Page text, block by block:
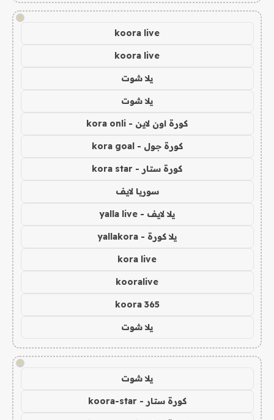
!
koora live
koora live
يلا شوت
يلا شوت
كورة اون لاين - kora onli
كورة جول - kora goal
كورة ستار - kora star
سوريا لايف
يلا لايف - yalla live
يلا كورة - yallakora
kora live
kooralive
koora 365
يلا شوت
!
يلا شوت
كورة ستار - koora-star